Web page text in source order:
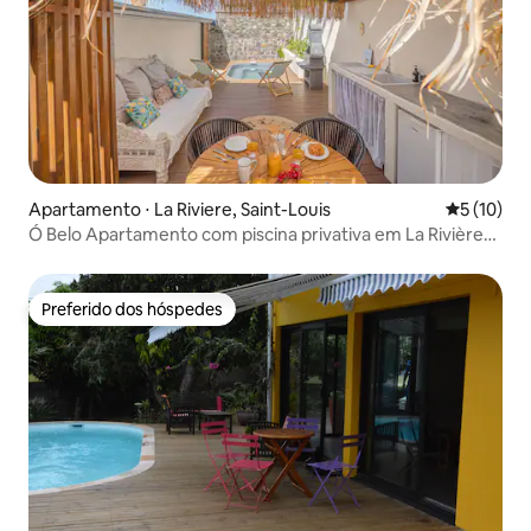
Apartamento ⋅ La Riviere, Saint-Louis 5 de uma
5 (10)
Ó Belo Apartamento com piscina privativa em La Rivière-
Preferido dos hóspedes
Preferido dos hóspedes